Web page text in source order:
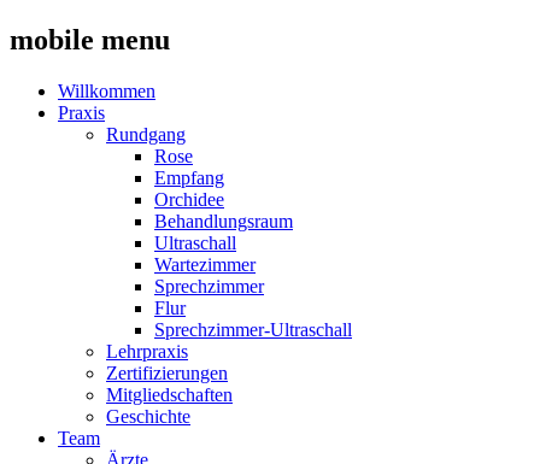
mobile menu
Willkommen
Praxis
Rundgang
Rose
Empfang
Orchidee
Behandlungsraum
Ultraschall
Wartezimmer
Sprechzimmer
Flur
Sprechzimmer-Ultraschall
Lehrpraxis
Zertifizierungen
Mitgliedschaften
Geschichte
Team
Ärzte